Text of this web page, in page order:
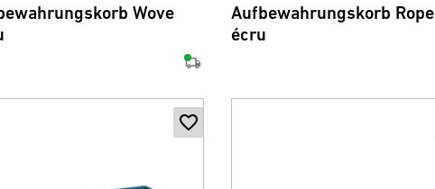
Wove
Aufbewahrungskorb Rope
écru